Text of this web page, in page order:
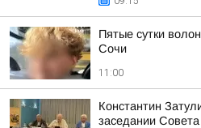
Пятые сутки
Сочи
11:00
Константин
заседании